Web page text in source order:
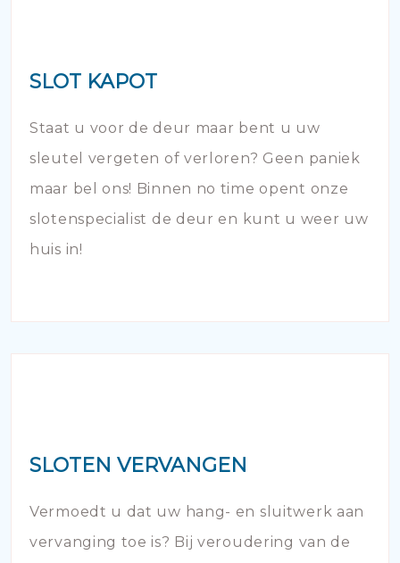
SLOT KAPOT
Staat u voor de deur maar bent u uw
sleutel vergeten of verloren? Geen paniek
maar bel ons! Binnen no time opent onze
slotenspecialist de deur en kunt u weer uw
huis in!
SLOTEN VERVANGEN
Vermoedt u dat uw hang- en sluitwerk aan
vervanging toe is? Bij veroudering van de